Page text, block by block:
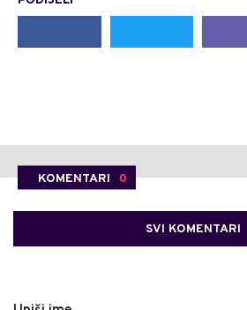
KOMENTARI 0
SVI KOMENTARI